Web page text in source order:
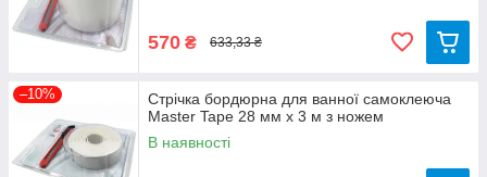
570 ₴ 633,33 ₴
–10%
Стрічка бордюрна для ванної самоклеюча
Master Tape 28 мм х 3 м з ножем
В наявності